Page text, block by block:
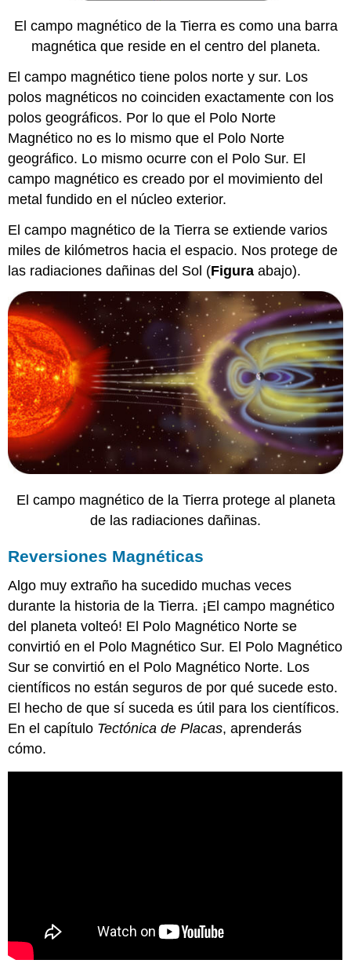
El campo magnético de la Tierra es como una barra
magnética que reside en el centro del planeta.
El campo magnético tiene polos norte y sur. Los
polos magnéticos no coinciden exactamente con los
polos geográficos. Por lo que el Polo Norte
Magnético no es lo mismo que el Polo Norte
geográfico. Lo mismo ocurre con el Polo Sur. El
campo magnético es creado por el movimiento del
metal fundido en el núcleo exterior.
El campo magnético de la Tierra se extiende varios
miles de kilómetros hacia el espacio. Nos protege de
las radiaciones dañinas del Sol (Figura abajo).
El campo magnético de la Tierra protege al planeta
de las radiaciones dañinas.
Reversiones Magnéticas
Algo muy extraño ha sucedido muchas veces
durante la historia de la Tierra. ¡El campo magnético
del planeta volteó! El Polo Magnético Norte se
convirtió en el Polo Magnético Sur. El Polo Magnético
Sur se convirtió en el Polo Magnético Norte. Los
científicos no están seguros de por qué sucede esto.
El hecho de que sí suceda es útil para los científicos.
En el capítulo Tectónica de Placas, aprenderás
cómo.